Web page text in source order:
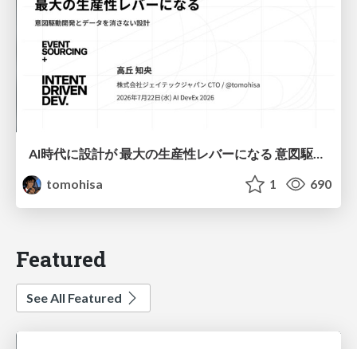
AI時代に設計が 最大の生産性レバーになる 意図駆動開発とデータを消さない設計｜Don't Delete Your Data or Your Intent — Design as the Deepest Lever in the AI Era
tomohisa
1 690
Featured
See All Featured